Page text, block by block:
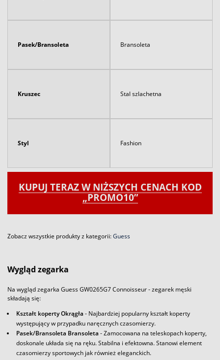
Pasek/Bransoleta Bransoleta
Kruszec Stal szlachetna
Styl Fashion
KUPUJ TERAZ W NIŻSZYCH CENACH KOD
„PROMO10”
Zobacz wszystkie produkty z kategorii:Guess
Wygląd zegarka
Na wygląd zegarka Guess GW0265G7 Connoisseur - zegarek męski
składają się:
Kształt koperty Okrągła - Najbardziej popularny kształt koperty
występujący w przypadku naręcznych czasomierzy.
Pasek/Bransoleta Bransoleta - Zamocowana na teleskopach koperty,
doskonale układa się na ręku. Stabilna i efektowna. Stanowi element
czasomierzy sportowych jak również eleganckich.